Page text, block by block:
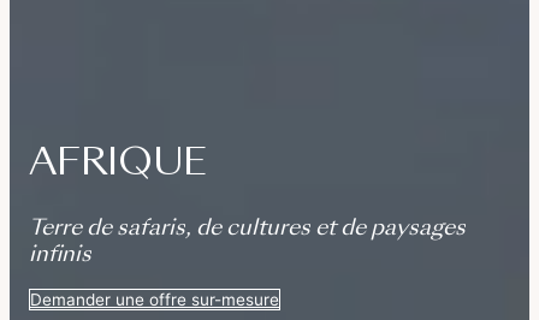
AFRIQUE
Terre de safaris, de cultures et de paysages
infinis
Demander une offre sur-mesure